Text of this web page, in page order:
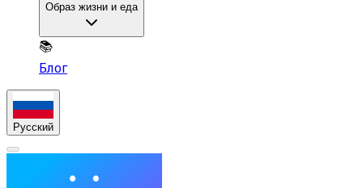
Образ жизни и еда
📚
Блог
Русский